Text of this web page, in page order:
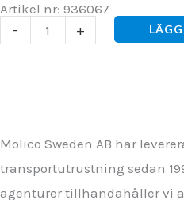
Artikel nr: 936067
-
REKLAMSKYLT
+
Molico Sweden AB har
transportutrustning sedan
agenturer tillhandahåller vi